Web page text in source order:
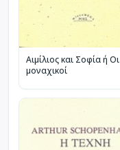
Αιμίλιος και Σοφία ή Οι
μοναχικοί